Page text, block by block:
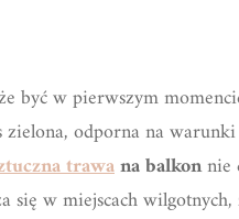
być w pierwszym
odporna na
trawana balkonnie
w miejscach